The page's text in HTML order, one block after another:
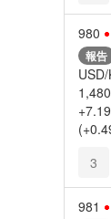
980
報告
+7.19
3
981